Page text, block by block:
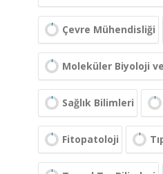
Çevre Mühendisliği
Moleküler Biyoloji
Sağlık Bilimleri
Fitopatoloji